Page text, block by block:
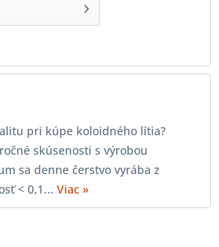
pri kúpe koloidného lítia?
skúsenosti s výrobou
sa denne čerstvo vyrába z
< 0,1... Viac »